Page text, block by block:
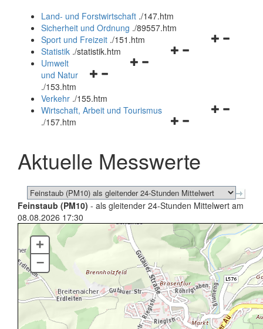
und
schließen
Land- und Forstwirtschaft ./147.htm
Sicherheit und Ordnung ./89557.htm
Navigationsmenü
Sport und Freizeit ./151.htm
Navigationsmenü
Statistik ./statistik.htm
Navigationsmenü
und
schließen
Umwelt
und Natur
./153.htm
Verkehr ./155.htm
Navigationsmenü
schließen
Wirtschaft, Arbeit und Tourismus
./157.htm
Aktuelle Messwerte
Feinstaub (PM10) - als gleitender 24-Stunden Mittelwert am
08.08.2026 17:30
+
–